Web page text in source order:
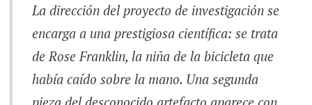
La dirección del proyecto de investigación se
encarga a una prestigiosa científica: se trata
de Rose Franklin, la niña de la bicicleta que
había caído sobre la mano. Una segunda